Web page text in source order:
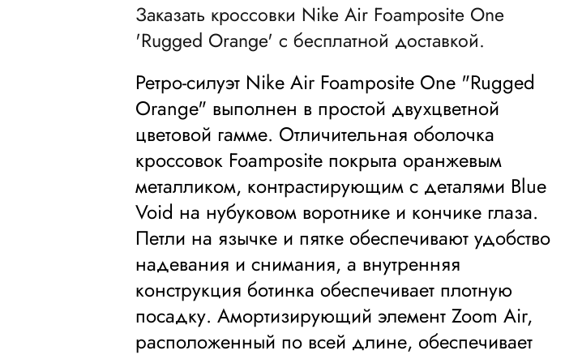
Заказать кроссовки Nike Air Foamposite One
'Rugged Orange' с бесплатной доставкой.
Ретро-силуэт Nike Air Foamposite One "Rugged
Orange" выполнен в простой двухцветной
цветовой гамме. Отличительная оболочка
кроссовок Foamposite покрыта оранжевым
металликом, контрастирующим с деталями Blue
Void на нубуковом воротнике и кончике глаза.
Петли на язычке и пятке обеспечивают удобство
надевания и снимания, а внутренняя
конструкция ботинка обеспечивает плотную
посадку. Амортизирующий элемент Zoom Air,
расположенный по всей длине, обеспечивает